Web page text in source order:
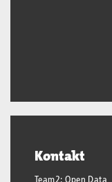
Kontakt
Team2: Open Data